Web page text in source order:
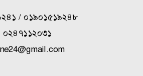
/ ০১৯০১৫১৯২৪৮